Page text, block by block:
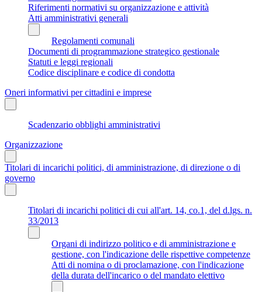
Riferimenti normativi su organizzazione e attività
Atti amministrativi generali
Regolamenti comunali
Documenti di programmazione strategico gestionale
Statuti e leggi regionali
Codice disciplinare e codice di condotta
Oneri informativi per cittadini e imprese
Scadenzario obblighi amministrativi
Organizzazione
Titolari di incarichi politici, di amministrazione, di direzione o di
governo
Titolari di incarichi politici di cui all'art. 14, co.1, del d.lgs. n.
33/2013
Organi di indirizzo politico e di amministrazione e
gestione, con l'indicazione delle rispettive competenze
Atti di nomina o di proclamazione, con l'indicazione
della durata dell'incarico o del mandato elettivo